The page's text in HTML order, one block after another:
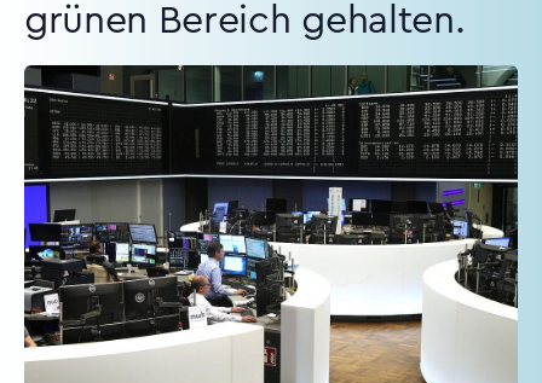
grünen Bereich gehalten.